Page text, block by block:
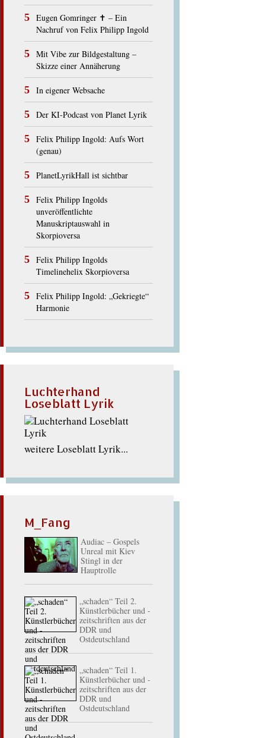
Eugen Gomringer ✝︎ – Ein
Nachruf von Felix Philipp Ingold
Mit Vibe zur Bildgestaltung –
Skizze einer Annäherung
In eigener Websache
Der KI-Podcast von Planet Lyrik
Felix Philipp Ingold: Aufs Wort
(genau)
PlanetLyrikHall ist sichtbar
Felix Philipp Ingolds
unveröffentlichte
Manuskriptauswahl in
Skorpioversa
Felix Philipp Ingolds
Timelinehelix Skorpioversa
Felix Philipp Ingold: „Gekriegte“
Harmonie
Luchterhand
Loseblatt Lyrik
weitere Loseblatt Lyrik...
M_Fang
Audiac – Gospels
Unreal mit Kiev
Stingl in der
Hauptrolle
„schaden“ Teil 2.
Künstlerbücher und -
zeitschriften aus der
DDR und
Ostdeutschland
„schaden“ Teil 1.
Künstlerbücher und -
zeitschriften aus der
DDR und
Ostdeutschland